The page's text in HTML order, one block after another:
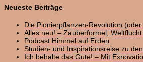
Neueste Beiträge
Die Pionierpflanzen-Revolution
Alles neu! – Zauberformel,
Podcast Himmel auf Erden
Studien- und Inspirationsreise zu
Ich behalte das Gute! – Mit